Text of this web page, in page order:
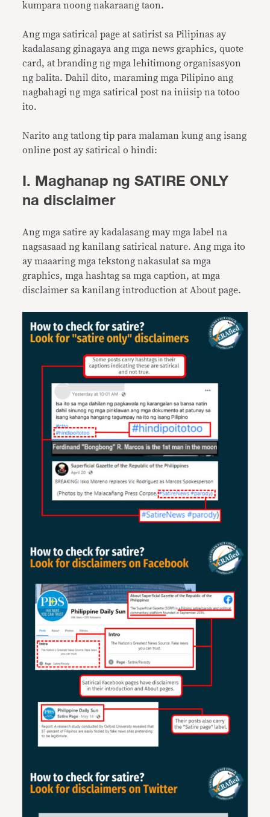
kumpara noong nakaraang taon.
Ang mga satirical page at satirist sa Pilipinas ay
kadalasang ginagaya ang mga news graphics, quote
card, at branding ng mga lehitimong organisasyon
ng balita. Dahil dito, maraming mga Pilipino ang
nagbahagi ng mga satirical post na iniisip na totoo
ito.
Narito ang tatlong tip para malaman kung ang isang
online post ay satirical o hindi:
I. Maghanap ng SATIRE ONLY
na disclaimer
Ang mga satire ay kadalasang may mga label na
nagsasaad ng kanilang satirical nature. Ang mga ito
ay maaaring mga tekstong nakasulat sa mga
graphics, mga hashtag sa mga caption, at mga
disclaimer sa kanilang introduction at About page.